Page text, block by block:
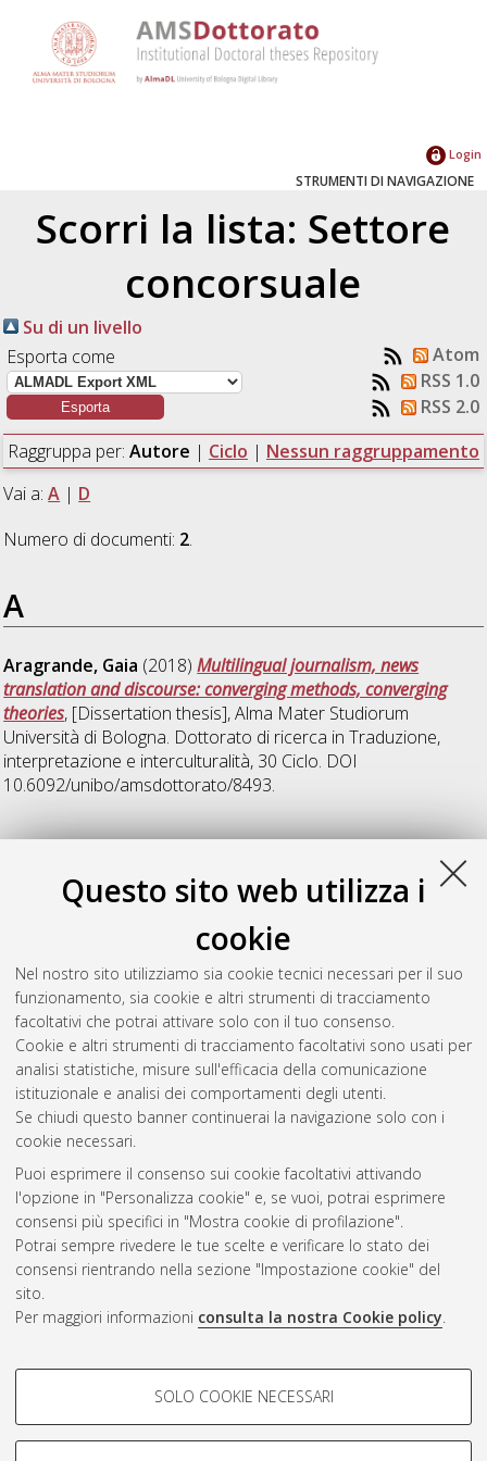
Questo sito web utilizza i
cookie
Nel nostro sito utilizziamo sia cookie tecnici necessari per il suo
funzionamento, sia cookie e altri strumenti di tracciamento
facoltativi che potrai attivare solo con il tuo consenso.
Cookie e altri strumenti di tracciamento facoltativi sono usati per
analisi statistiche, misure sull'efficacia della comunicazione
istituzionale e analisi dei comportamenti degli utenti.
Se chiudi questo banner continuerai la navigazione solo con i
cookie necessari.
Puoi esprimere il consenso sui cookie facoltativi attivando
l'opzione in "Personalizza cookie" e, se vuoi, potrai esprimere
consensi più specifici in "Mostra cookie di profilazione".
Potrai sempre rivedere le tue scelte e verificare lo stato dei
consensi rientrando nella sezione "Impostazione cookie" del
sito.
Per maggiori informazioni consulta la nostra Cookie policy.
COOKIE DI PROFILAZIONE -
Si tratta di cookie utilizzati per analizzare le caratteristiche della
SOLO COOKIE NECESSARI
Login
STRUMENTI DI NAVIGAZIONE
Scorri la lista: Settore
concorsuale
Su di un livello
Esporta come
Atom
RSS 1.0
RSS 2.0
Raggruppa per: Autore | Ciclo | Nessun raggruppamento
Vai a:A | D
Numero di documenti: 2.
A
Aragrande, Gaia (2018)Multilingual journalism, news
translation and discourse: converging methods, converging
theories, [Dissertation thesis], Alma Mater Studiorum
Università di Bologna. Dottorato di ricerca inTraduzione,
interpretazione e interculturalità, 30 Ciclo. DOI
10.6092/unibo/amsdottorato/8493.
D
Dalan, Erika(2018)Promotional English on the web: native
and ELF university websites, [Dissertation thesis], Alma Mater
Studiorum Università di Bologna. Dottorato di ricerca in
Traduzione, interpretazione e interculturalità, 30 Ciclo. DOI
10.6092/unibo/amsdottorato/8450.
Questa lista e' stata generata ilSun Aug 9 20:36:57 2026
Atom
Rss 1.0
Rss 2.0
ISSN: 2038-7946
Impostazioni Cookie
Informativa sulla privacy
Condizioni d’uso del sito